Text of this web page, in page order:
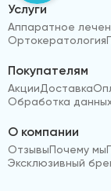
Услуги
Аппаратное
Ортокератология
Покупателям
АкцииДоставка
Обработка
О компании
ОтзывыПочему мы
Эксклюзивный